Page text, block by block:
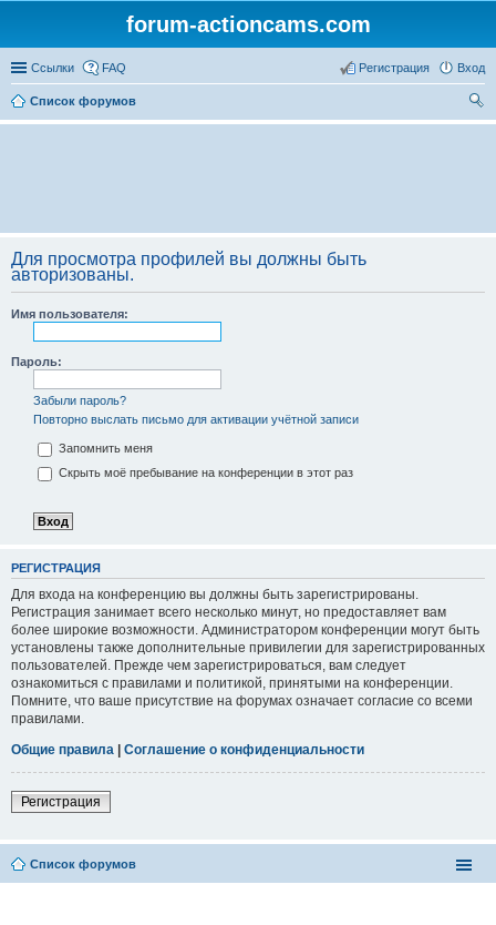
forum-actioncams.com
Ссылки FAQ Вход
Регистрация
Список форумов
ои
Для просмотра профилей вы должны быть
авторизованы.
Имя пользователя:
Пароль:
Забыли пароль?
Повторно выслать письмо для активации учётной записи
Запомнить меня
Скрыть моё пребывание на конференции в этот раз
РЕГИСТРАЦИЯ
Для входа на конференцию вы должны быть зарегистрированы.
Регистрация занимает всего несколько минут, но предоставляет вам
более широкие возможности. Администратором конференции могут быть
установлены также дополнительные привилегии для зарегистрированных
пользователей. Прежде чем зарегистрироваться, вам следует
ознакомиться с правилами и политикой, принятыми на конференции.
Помните, что ваше присутствие на форумах означает согласие со всеми
правилами.
Общие правила | Соглашение о конфиденциальности
Регистрация
Список форумов